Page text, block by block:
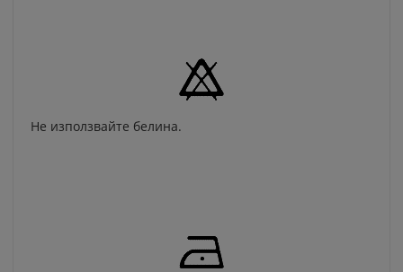
Не използвайте белина.